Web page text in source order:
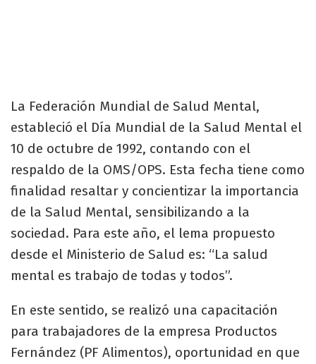
La Federación Mundial de Salud Mental,
estableció el Día Mundial de la Salud Mental el
10 de octubre de 1992, contando con el
respaldo de la OMS/OPS. Esta fecha tiene como
finalidad resaltar y concientizar la importancia
de la Salud Mental, sensibilizando a la
sociedad. Para este año, el lema propuesto
desde el Ministerio de Salud es: “La salud
mental es trabajo de todas y todos”.
En este sentido, se realizó una capacitación
para trabajadores de la empresa Productos
Fernández (PF Alimentos), oportunidad en que